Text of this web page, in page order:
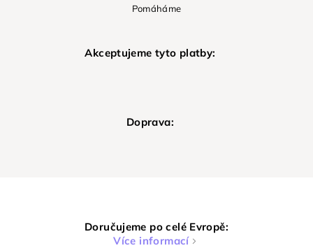
Pomáháme
Akceptujeme tyto platby:
Doprava:
Doručujeme po celé Evropě:
Více informací